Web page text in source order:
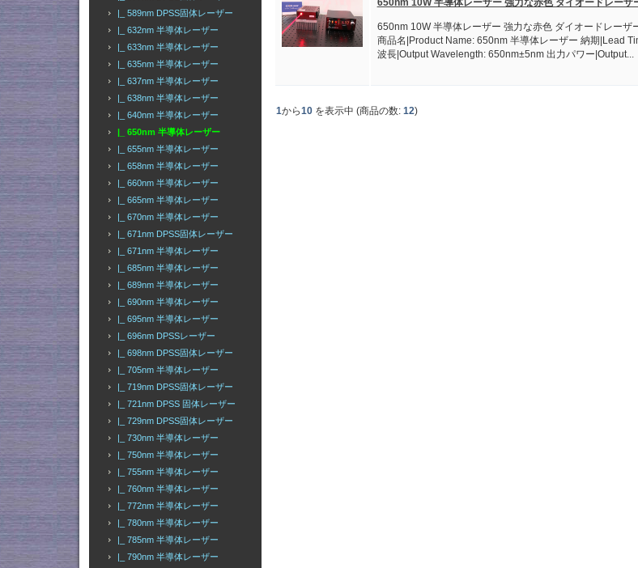
|_ 589nm DPSS固体レーザー
|_ 632nm 半導体レーザー
|_ 633nm 半導体レーザー
|_ 635nm 半導体レーザー
|_ 637nm 半導体レーザー
|_ 638nm 半導体レーザー
|_ 640nm 半導体レーザー
|_ 650nm 半導体レーザー
|_ 655nm 半導体レーザー
|_ 658nm 半導体レーザー
|_ 660nm 半導体レーザー
|_ 665nm 半導体レーザー
|_ 670nm 半導体レーザー
|_ 671nm DPSS固体レーザー
|_ 671nm 半導体レーザー
|_ 685nm 半導体レーザー
|_ 689nm 半導体レーザー
|_ 690nm 半導体レーザー
|_ 695nm 半導体レーザー
|_ 696nm DPSSレーザー
|_ 698nm DPSS固体レーザー
|_ 705nm 半導体レーザー
|_ 719nm DPSS固体レーザー
|_ 721nm DPSS 固体レーザー
|_ 729nm DPSS固体レーザー
|_ 730nm 半導体レーザー
|_ 750nm 半導体レーザー
|_ 755nm 半導体レーザー
|_ 760nm 半導体レーザー
|_ 772nm 半導体レーザー
|_ 780nm 半導体レーザー
|_ 785nm 半導体レーザー
|_ 790nm 半導体レーザー
650nm 10W 半導体レーザー 強力な赤色 ダイオードレーザ
商品名|Product Name: 650nm 半導体レーザー 納期|Lead
波長|Output Wavelength: 650nm±5nm 出力パワー|Output...
1から10を表示中 (商品の数: 12)